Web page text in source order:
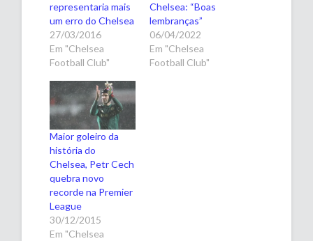
representaria mais
um erro do Chelsea
27/03/2016
Em "Chelsea
Football Club"
Chelsea: “Boas
lembranças”
06/04/2022
Em "Chelsea
Football Club"
Maior goleiro da
história do
Chelsea, Petr Cech
quebra novo
recorde na Premier
League
30/12/2015
Em "Chelsea